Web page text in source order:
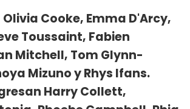
Cooke, Emma D'Arcy,
Toussaint, Fabien
Mitchell, Tom Glynn-
Mizuno y Rhys Ifans.
Harry Collett,